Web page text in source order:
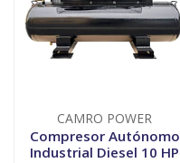
CAMRO POWER
Compresor Autónomo
Industrial Diesel 10 HP